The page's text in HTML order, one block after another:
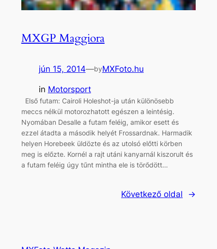
MXGP Maggiora
jún 15, 2014—byMXFoto.hu
in Motorsport
Első futam: Cairoli Holeshot-ja után különösebb
meccs nélkül motorozhatott egészen a leintésig.
Nyomában Desalle a futam feléig, amikor esett és
ezzel átadta a második helyét Frossardnak. Harmadik
helyen Horebeek üldözte és az utolsó előtti körben
meg is előzte. Kornél a rajt utáni kanyarnál kiszorult és
a futam feléig úgy tűnt mintha ele is törődött…
Következő oldal →